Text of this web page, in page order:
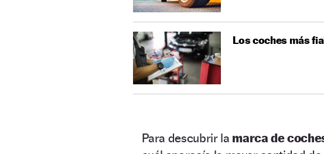
Los coches más
Para descubrir la marca de